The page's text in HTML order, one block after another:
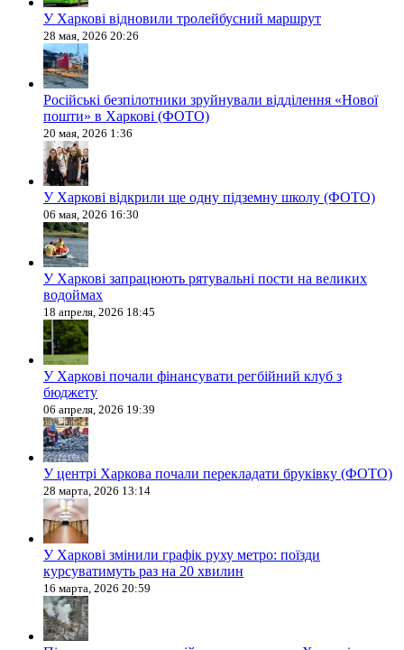
У Харкові відновили тролейбусний маршрут
28 мая, 2026 20:26
Російські безпілотники зруйнували відділення «Нової
пошти» в Харкові (ФОТО)
20 мая, 2026 1:36
У Харкові відкрили ще одну підземну школу (ФОТО)
06 мая, 2026 16:30
У Харкові запрацюють рятувальні пости на великих
водоймах
18 апреля, 2026 18:45
У Харкові почали фінансувати регбійний клуб з
бюджету
06 апреля, 2026 19:39
У центрі Харкова почали перекладати бруківку (ФОТО)
28 марта, 2026 13:14
У Харкові змінили графік руху метро: поїзди
курсуватимуть раз на 20 хвилин
16 марта, 2026 20:59